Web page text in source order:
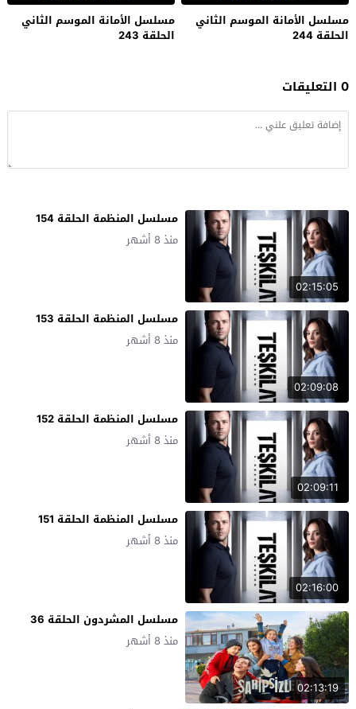
مسلسل الأمانة الموسم الثاني
الحلقة 244
مسلسل الأمانة الموسم الثاني
الحلقة 243
0 التعليقات
02:15:05
مسلسل المنظمة الحلقة 154
منذ 8 أشهر
02:09:08
مسلسل المنظمة الحلقة 153
منذ 8 أشهر
02:09:11
مسلسل المنظمة الحلقة 152
منذ 8 أشهر
02:16:00
مسلسل المنظمة الحلقة 151
منذ 8 أشهر
02:13:19
مسلسل المشردون الحلقة 36
منذ 8 أشهر